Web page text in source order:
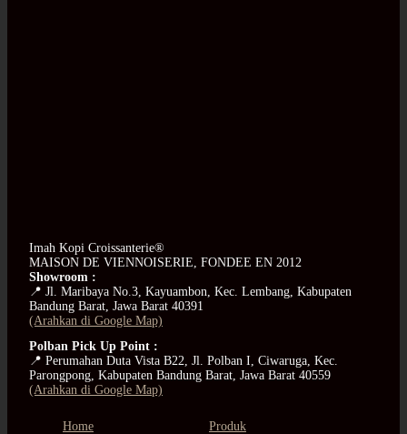
Imah Kopi Croissanterie®
MAISON DE VIENNOISERIE, FONDEE EN 2012
Showroom :
📍 Jl. Maribaya No.3, Kayuambon, Kec. Lembang, Kabupaten
Bandung Barat, Jawa Barat 40391
(Arahkan di Google Map)
Polban Pick Up Point :
📍 Perumahan Duta Vista B22, Jl. Polban I, Ciwaruga, Kec.
Parongpong, Kabupaten Bandung Barat, Jawa Barat 40559
(Arahkan di Google Map)
Home
Produk